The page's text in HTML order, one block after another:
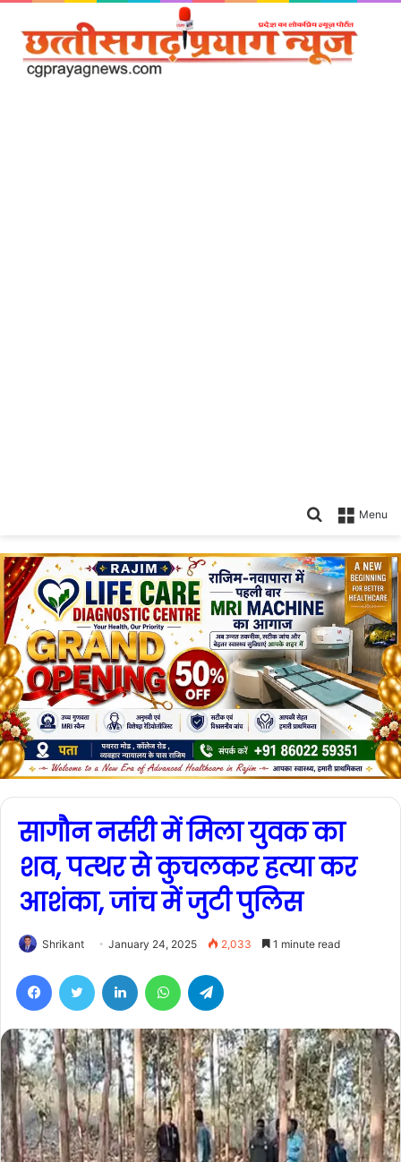
Menu
Search
सागौन नर्सरी में मिला युवक का
शव, पत्थर से कुचलकर हत्या कर
आशंका, जांच में जुटी पुलिस
Shrikant January 24, 2025 2,033 1 minute read